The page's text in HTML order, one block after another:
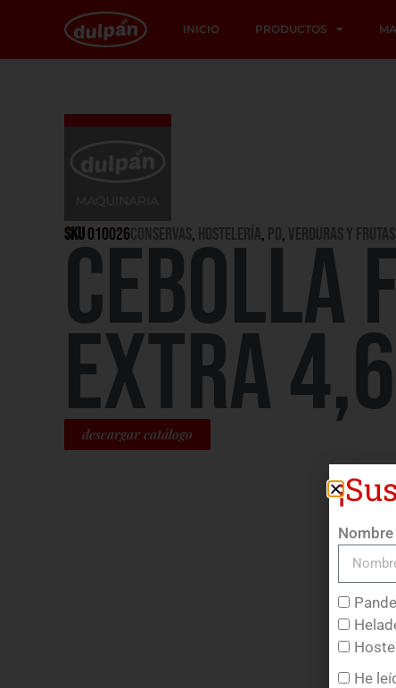
INICIO PRODUCTOS
SKU010026CONSERVAS, HOSTELERÍA, PD, Verduras y Frutas
CEBOLLA
EXTRA
descargar catálogo
Nombre
He